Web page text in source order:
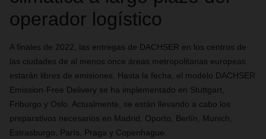
operador logístico
A finales de 2022, las entregas de DACHSER en los centros de
las ciudades de al menos once áreas metropolitanas europeas
estarán libres de emisiones. Hasta la fecha, el modelo DACHSER
Emission-Free Delivery se ha implementado en Stuttgart,
Friburgo y Oslo. Actualmente, se están llevando a cabo los
preparativos necesarios en Madrid, Oporto, Berlín, Munich,
Estrasburgo, París, Praga y Copenhague.